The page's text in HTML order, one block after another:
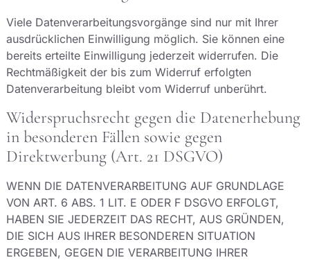
Viele Datenverarbeitungsvorgänge sind nur mit Ihrer
ausdrücklichen Einwilligung möglich. Sie können eine
bereits erteilte Einwilligung jederzeit widerrufen. Die
Rechtmäßigkeit der bis zum Widerruf erfolgten
Datenverarbeitung bleibt vom Widerruf unberührt.
Widerspruchsrecht gegen die Datenerhebung
in besonderen Fällen sowie gegen
Direktwerbung (Art. 21 DSGVO)
WENN DIE DATENVERARBEITUNG AUF GRUNDLAGE
VON ART. 6 ABS. 1 LIT. E ODER F DSGVO ERFOLGT,
HABEN SIE JEDERZEIT DAS RECHT, AUS GRÜNDEN,
DIE SICH AUS IHRER BESONDEREN SITUATION
ERGEBEN, GEGEN DIE VERARBEITUNG IHRER